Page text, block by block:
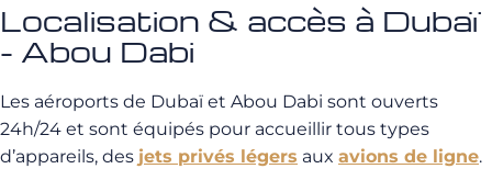
Localisation & accès à Dubaï
- Abou Dabi
Les aéroports de Dubaï et Abou Dabi sont ouverts
24h/24 et sont équipés pour accueillir tous types
d’appareils, des jets privés légers aux avions de ligne.